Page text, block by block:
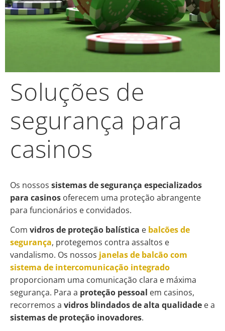
Soluções de
segurança para
casinos
Os nossos sistemas de segurança especializados
para casinos oferecem uma proteção abrangente
para funcionários e convidados.
Com vidros de proteção balística e balcões de
segurança, protegemos contra assaltos e
vandalismo. Os nossos janelas de balcão com
sistema de intercomunicação integrado
proporcionam uma comunicação clara e máxima
segurança. Para a proteção pessoal em casinos,
recorremos a vidros blindados de alta qualidade e a
sistemas de proteção inovadores.